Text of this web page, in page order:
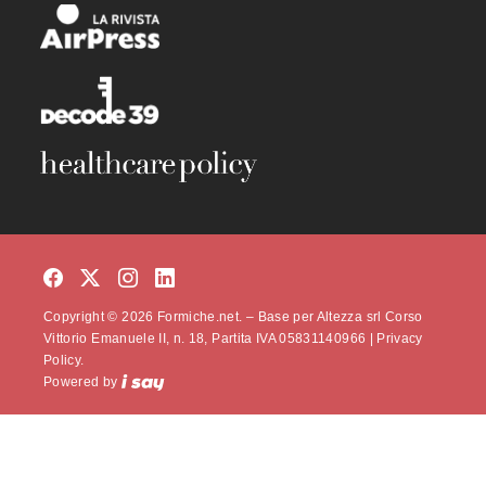
Copyright © 2026 Formiche.net. – Base per Altezza srl Corso
Vittorio Emanuele II, n. 18, Partita IVA 05831140966 | Privacy
Policy.
Powered by